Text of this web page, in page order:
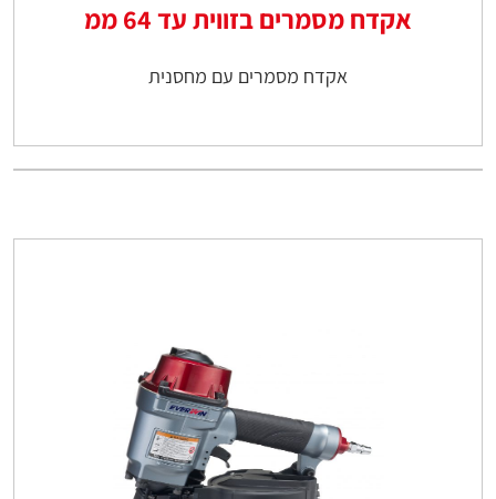
אקדח מסמרים בזווית עד 64 ממ
אקדח מסמרים עם מחסנית